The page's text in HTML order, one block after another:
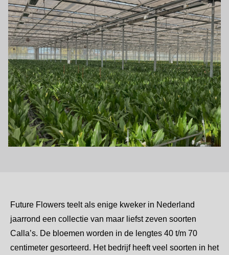
Future Flowers teelt als enige kweker in Nederland
jaarrond een collectie van maar liefst zeven soorten
Calla’s. De bloemen worden in de lengtes 40 t/m 70
centimeter gesorteerd. Het bedrijf heeft veel soorten in het